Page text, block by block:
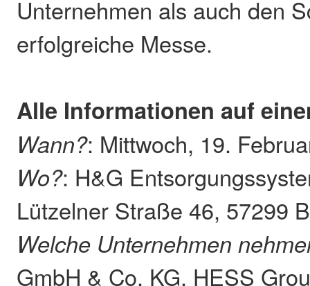
Unternehmen als auch den
erfolgreiche Messe.
Alle Informationen auf
Wann?: Mittwoch, 19.
Wo?: H&G
Lützelner Straße 46, 57299
Welche Unternehmen
GmbH & Co. KG, HESS